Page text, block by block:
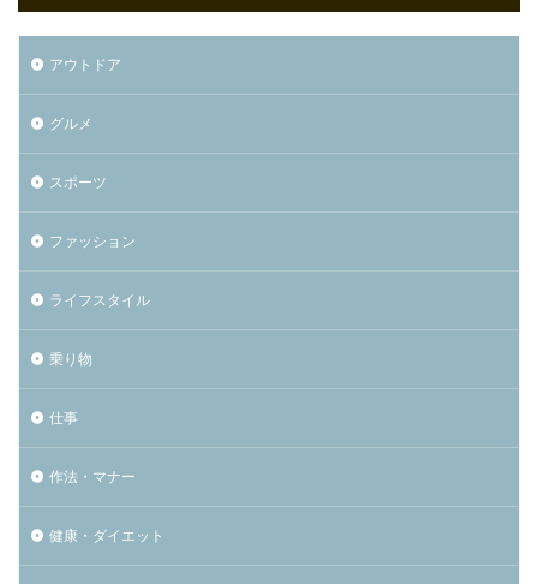
アウトドア
グルメ
スポーツ
ファッション
ライフスタイル
乗り物
仕事
作法・マナー
健康・ダイエット